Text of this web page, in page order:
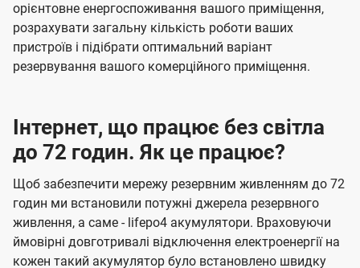
орієнтовне енергоспоживання вашого приміщення,
розрахувати загальну кількість роботи ваших
пристроїв і підібрати оптимальний варіант
резервування вашого комерційного приміщення.
Інтернет, що працює без світла
до 72 годин. Як це працює?
Щоб забезпечити мережу резервним живленням до 72
годин ми встановили потужні джерела резервного
живлення, а саме - lifepo4 акумулятори. Враховуючи
ймовірні довготривалі відключення електроенергії на
кожен такий акумулятор було встановлено швидку